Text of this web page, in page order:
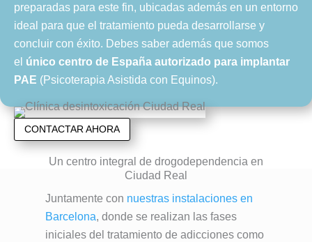
preparadas para este fin, ubicadas además en un entorno
ideal para que el tratamiento pueda desarrollarse y
concluir con éxito. Debes saber además que somos
el único centro de España autorizado para implantar
PAE (Psicoterapia Asistida con Equinos).
CONTACTAR AHORA
Un centro integral de drogodependencia en
Ciudad Real
Juntamente con nuestras instalaciones en
Barcelona, donde se realizan las fases
iniciales del tratamiento de adicciones como